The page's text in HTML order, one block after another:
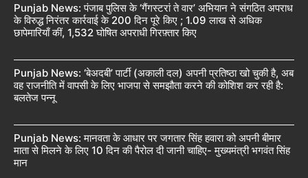
Punjab News: पंजाब पुलिस के ‘गैंगस्टरां ते वार’ अभियान ने संगठित अपराध
के विरुद्ध निरंतर कार्रवाई के 200 दिन पूरे किए ; 1.09 लाख से अधिक
छापेमारियाँ कीं, 1,532 घोषित अपराधी गिरफ़्तार किए
Punjab News: ‘बेअदबी’ पार्टी (अकाली दल) अपनी प्रतिष्ठा खो चुकी है, अब
वह राजनीति में वापसी के लिए भाजपा से समझौता करने की कोशिश कर रही है:
बलतेज पन्नू
Punjab News: मानवता के आधार पर जगतार सिंह हवारा को अपनी बीमार
माता से मिलने के लिए 10 दिन की पैरोल दी जानी चाहिए- मुख्यमंत्री भगवंत सिंह
मान